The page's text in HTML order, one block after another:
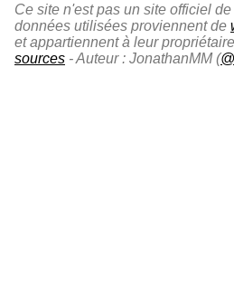
Ce site n'est pas un site officiel
données utilisées proviennent de
et appartiennent à leur
sources - Auteur : JonathanMM (